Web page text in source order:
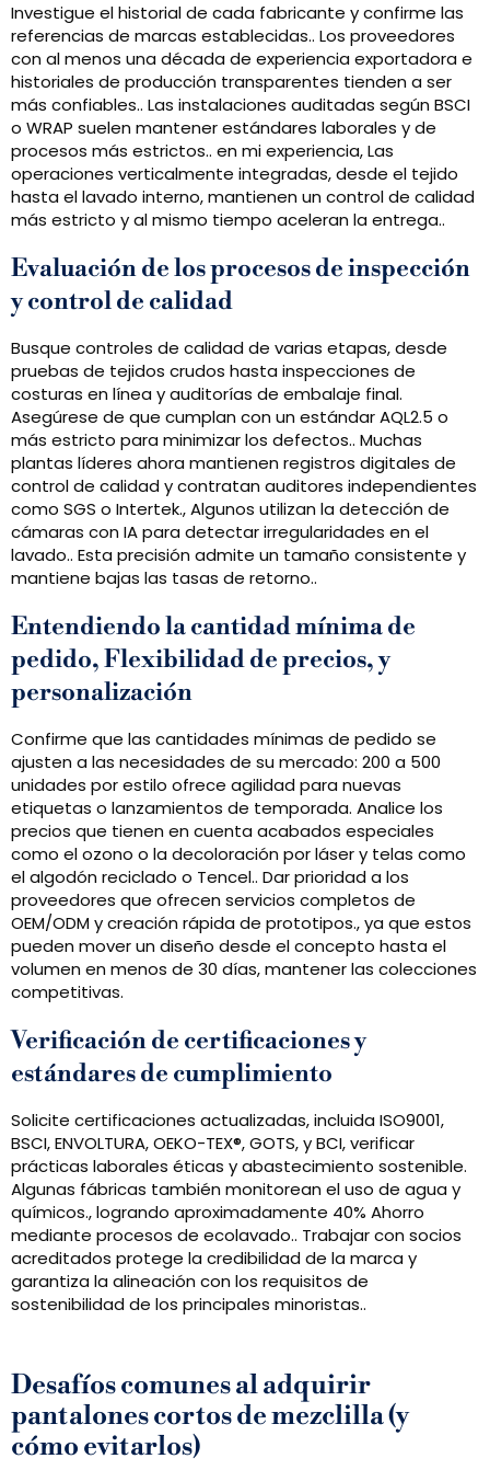
Investigue el historial de cada fabricante y confirme las
referencias de marcas establecidas.. Los proveedores
con al menos una década de experiencia exportadora e
historiales de producción transparentes tienden a ser
más confiables.. Las instalaciones auditadas según BSCI
o WRAP suelen mantener estándares laborales y de
procesos más estrictos.. en mi experiencia, Las
operaciones verticalmente integradas, desde el tejido
hasta el lavado interno, mantienen un control de calidad
más estricto y al mismo tiempo aceleran la entrega..
Evaluación de los procesos de inspección
y control de calidad
Busque controles de calidad de varias etapas, desde
pruebas de tejidos crudos hasta inspecciones de
costuras en línea y auditorías de embalaje final.
Asegúrese de que cumplan con un estándar AQL2.5 o
más estricto para minimizar los defectos.. Muchas
plantas líderes ahora mantienen registros digitales de
control de calidad y contratan auditores independientes
como SGS o Intertek., Algunos utilizan la detección de
cámaras con IA para detectar irregularidades en el
lavado.. Esta precisión admite un tamaño consistente y
mantiene bajas las tasas de retorno..
Entendiendo la cantidad mínima de
pedido, Flexibilidad de precios, y
personalización
Confirme que las cantidades mínimas de pedido se
ajusten a las necesidades de su mercado: 200 a 500
unidades por estilo ofrece agilidad para nuevas
etiquetas o lanzamientos de temporada. Analice los
precios que tienen en cuenta acabados especiales
como el ozono o la decoloración por láser y telas como
el algodón reciclado o Tencel.. Dar prioridad a los
proveedores que ofrecen servicios completos de
OEM/ODM y creación rápida de prototipos., ya que estos
pueden mover un diseño desde el concepto hasta el
volumen en menos de 30 días, mantener las colecciones
competitivas.
Verificación de certificaciones y
estándares de cumplimiento
Solicite certificaciones actualizadas, incluida ISO9001,
BSCI, ENVOLTURA, OEKO-TEX®, GOTS, y BCI, verificar
prácticas laborales éticas y abastecimiento sostenible.
Algunas fábricas también monitorean el uso de agua y
químicos., logrando aproximadamente 40% Ahorro
mediante procesos de ecolavado.. Trabajar con socios
acreditados protege la credibilidad de la marca y
garantiza la alineación con los requisitos de
sostenibilidad de los principales minoristas..
Desafíos comunes al adquirir
pantalones cortos de mezclilla (y
cómo evitarlos)